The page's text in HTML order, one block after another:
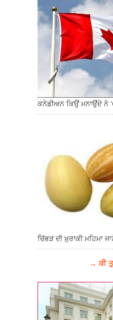
ਕਨੇਡੀਅਨ ਕਿਉਂ ਮਨਾਉਂਦੇ ਨੇ
ਚਿੱਭੜ ਦੀ ਖ਼ੁਰਾਕੀ ਮਹਿਮਾ
→ ਕੀ